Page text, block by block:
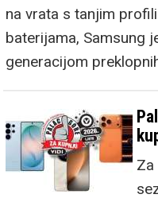
na vrata s tanjim
baterijama, Samsung
generacijom
Za